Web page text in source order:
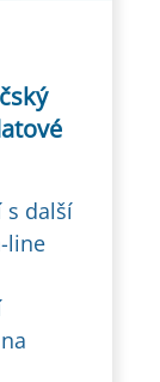
s další
line